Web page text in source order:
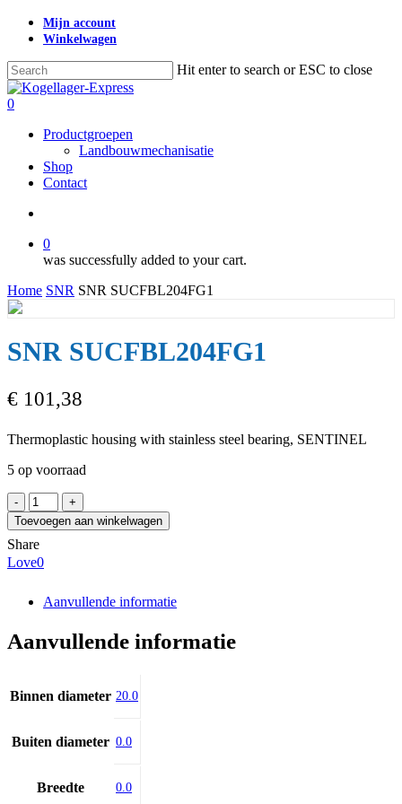
Skip
content
Mijn account
Winkelwagen
Hit enter to search or ESC to close
Close
Search
search
0
Productgroepen
Landbouwmechanisatie
Shop
Contact
0
was successfully added to your cart.
Home SNR SNR SUCFBL204FG1
SNR SUCFBL204FG1
€ 101,38
Thermoplastic housing with stainless steel bearing, SENTINEL
5 op voorraad
SNR
SUCFBL204FG1
aantal
Toevoegen aan winkelwagen
Share
Love0
Aanvullende informatie
Aanvullende informatie
Binnen diameter 20.0
Buiten diameter 0.0
Breedte 0.0